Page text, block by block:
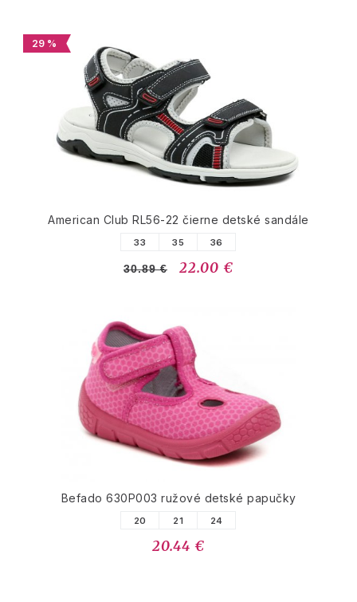
29 %
American Club RL56-22 čierne detské sandále
33 35 36
30.89 € 22.00 €
Befado 630P003 ružové detské papučky
20 21 24
20.44 €